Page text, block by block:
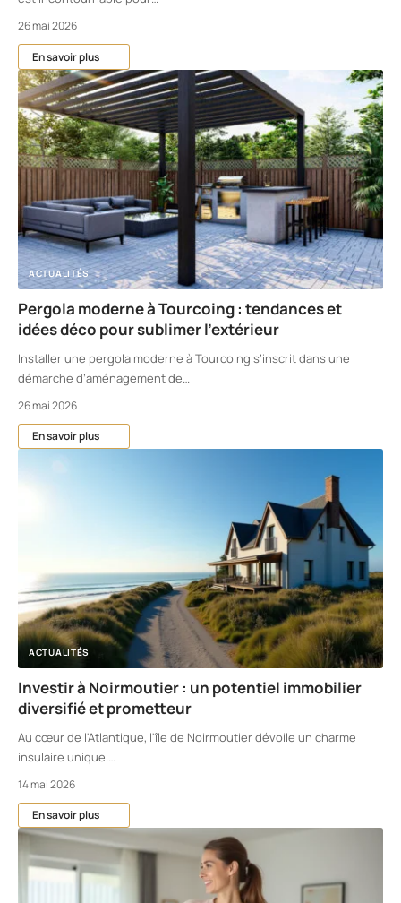
26 mai 2026
En savoir plus
ACTUALITÉS
Pergola moderne à Tourcoing : tendances et
idées déco pour sublimer l’extérieur
Installer une pergola moderne à Tourcoing s’inscrit dans une
démarche d’aménagement de
26 mai 2026
En savoir plus
ACTUALITÉS
Investir à Noirmoutier : un potentiel immobilier
diversifié et prometteur
Au cœur de l'Atlantique, l'île de Noirmoutier dévoile un charme
insulaire unique.…
14 mai 2026
En savoir plus